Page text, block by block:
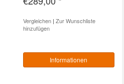
Vergleichen| Zur Wunschliste
hinzufügen
Informationen